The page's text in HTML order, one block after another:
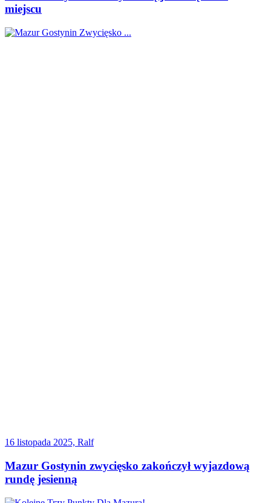
miejscu
16 listopada 2025, Ralf
Mazur Gostynin zwycięsko zakończył wyjazdową
rundę jesienną